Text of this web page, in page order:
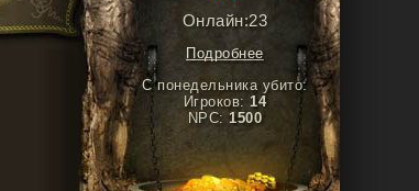
Онлайн:23
Подробнее
С понедельника убито:
Игроков:14
NPC:1500